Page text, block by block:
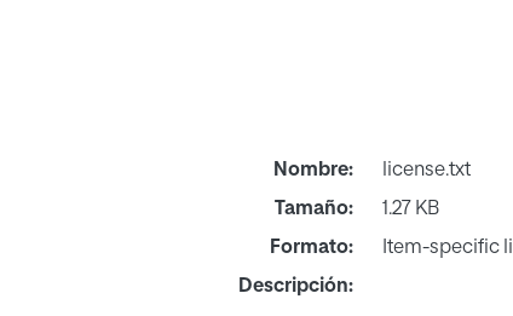
Nombre:
license.txt
Tamaño:
1.27 KB
Formato:
Item-specific
Descripción: